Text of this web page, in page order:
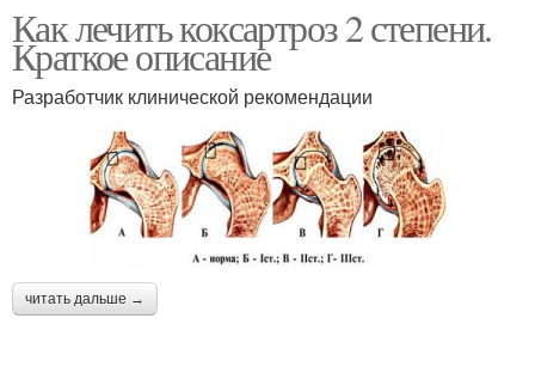
Как лечить коксартроз 2 степени.
Краткое описание
Разработчик клинической рекомендации
читать дальше →